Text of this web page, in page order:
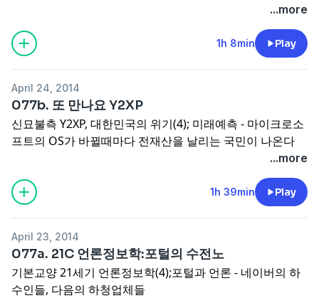
...more
1h 8min Play
April 24, 2014
077b. 또 만나요 Y2XP
신묘불측 Y2XP, 대한민국의 위기(4); 미래예측 - 마이크로소
프트의 OS가 바뀔때마다 전재산을 날리는 국민이 나온다
...more
1h 39min Play
April 23, 2014
077a. 21C 언론정보학:포털의 수전노
기본교양 21세기 언론정보학(4);포털과 언론 - 네이버의 하
수인들, 다음의 하청업체들